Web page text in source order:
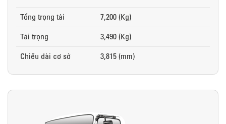
Tổng trọng tải
7,200 (Kg)
Tải trọng
3,490 (Kg)
Chiều dài cơ sở
3,815 (mm)